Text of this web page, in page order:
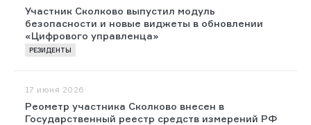
Участник Сколково выпустил модуль
безопасности и новые виджеты в обновлении
«Цифрового управленца»
РЕЗИДЕНТЫ
17 июня 2026
Реометр участника Сколково внесен в
Государственный реестр средств измерений РФ